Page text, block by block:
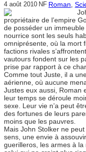
4 août 2010 NF Roman,
propriétaire de l’empire
de posséder un
nourrice sont les seuls
omniprésente, où la mort
factions rivales
vautours fondent sur les
prise par rapport à ce
Comme tout Juste, il a
aérienne, où aucune
Justes eux aussi, Roman
leur temps se déroule
sexe. Leur vie n’a peut
des fortunes de leurs
moins que les pauvres.
Mais John Stolker ne
sens, une envie à
guerilleros, les armes à la